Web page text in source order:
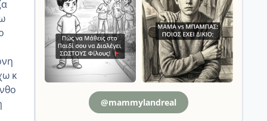
κ
@mammylandreal